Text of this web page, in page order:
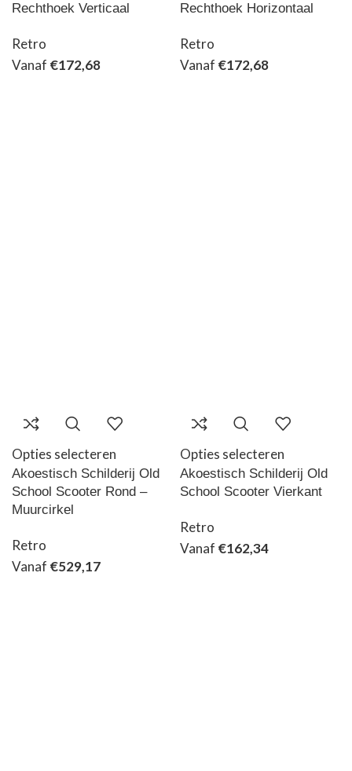
Rechthoek Verticaal
Retro
Vanaf €172,68
Rechthoek Horizontaal
Retro
Vanaf €172,68
Opties selecteren
Akoestisch Schilderij Old
School Scooter Rond –
Muurcirkel
Retro
Vanaf €529,17
Opties selecteren
Akoestisch Schilderij Old
School Scooter Vierkant
Retro
Vanaf €162,34